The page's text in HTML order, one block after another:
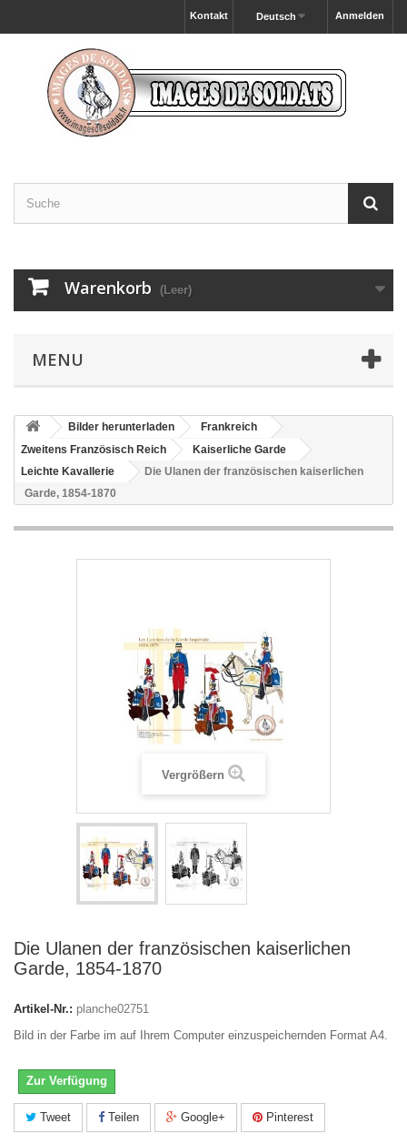
Anmelden
Deutsch
Kontakt
Warenkorb (Leer)
MENU
Bilder herunterladen
Frankreich
Zweitens Französisch Reich
Kaiserliche Garde
Leichte Kavallerie
Die Ulanen der französischen kaiserlichen
Garde, 1854-1870
Vergrößern
Die Ulanen der französischen kaiserlichen
Garde, 1854-1870
Artikel-Nr.: planche02751
Bild in der Farbe im auf Ihrem Computer einzuspeichernden Format A4.
Zur Verfügung
Tweet Teilen Google+ Pinterest